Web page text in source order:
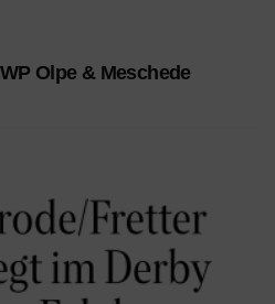
Olpe & Meschede